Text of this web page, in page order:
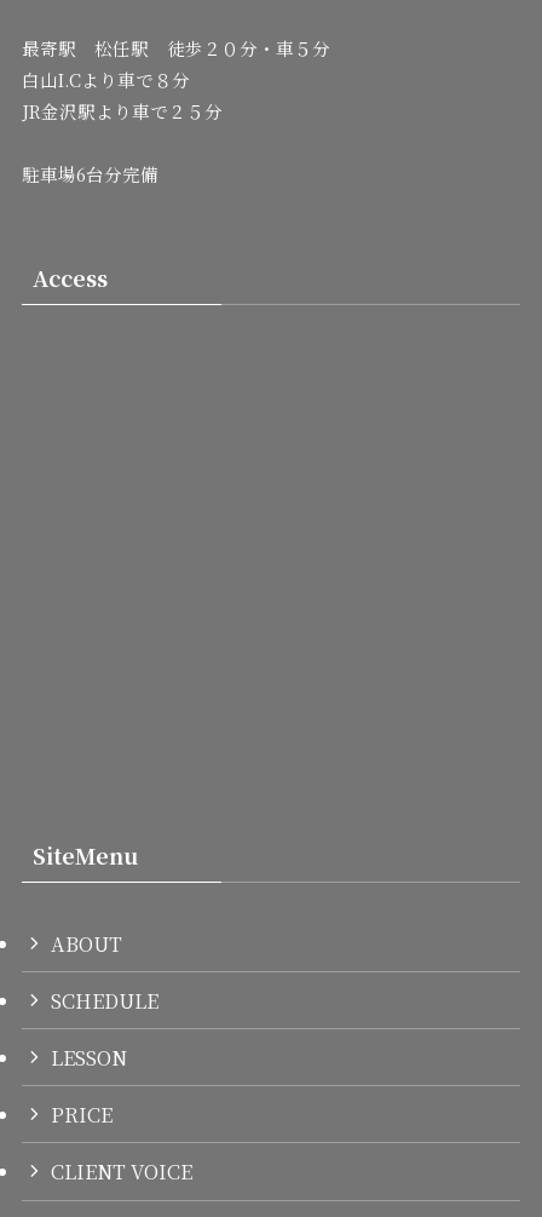
最寄駅 松任駅 徒歩２０分・車５分
白山I.Cより車で８分
JR金沢駅より車で２５分
駐車場6台分完備
Access
SiteMenu
ABOUT
SCHEDULE
LESSON
PRICE
CLIENT VOICE